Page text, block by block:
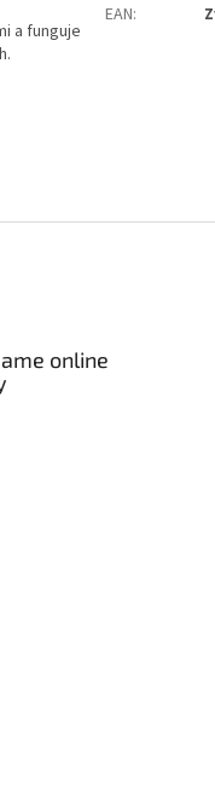
a funguje
EAN:
online